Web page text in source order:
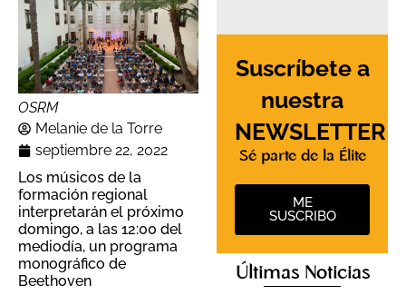
OSRM
Melanie de la Torre
septiembre 22, 2022
Los músicos de la
formación regional
interpretarán el próximo
domingo, a las 12:00 del
mediodía, un programa
monográfico de
Beethoven
Suscríbete a
nuestra
NEWSLETTER
Sé parte de la Élite
ME
SUSCRIBO
Últimas Noticias